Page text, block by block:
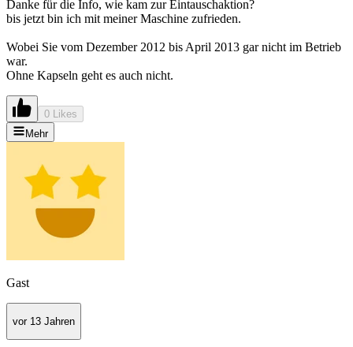
Danke für die Info, wie kam zur Eintauschaktion?
bis jetzt bin ich mit meiner Maschine zufrieden.
Wobei Sie vom Dezember 2012 bis April 2013 gar nicht im Betrieb
war.
Ohne Kapseln geht es auch nicht.
0 Likes
Mehr
Gast
vor 13 Jahren